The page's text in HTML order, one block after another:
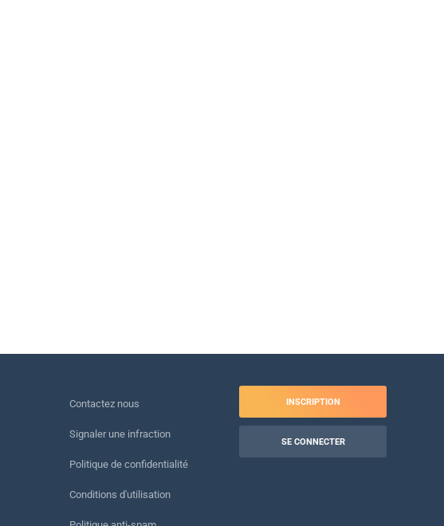
Contactez nous
Signaler une infraction
Politique de confidentialité
Conditions d'utilisation
INSCRIPTION
SE CONNECTER